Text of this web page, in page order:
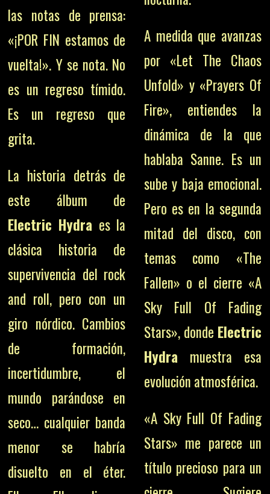
las notas de prensa:
«¡POR FIN estamos de
vuelta!». Y se nota. No
es un regreso tímido.
Es un regreso que
grita.
La historia detrás de
este álbum de
Electric Hydra es la
clásica historia de
supervivencia del rock
and roll, pero con un
giro nórdico. Cambios
de formación,
incertidumbre, el
mundo parándose en
seco… cualquier banda
menor se habría
disuelto en el éter.
A medida que avanzas
por «Let The Chaos
Unfold» y «Prayers Of
Fire», entiendes la
dinámica de la que
hablaba Sanne. Es un
sube y baja emocional.
Pero es en la segunda
mitad del disco, con
temas como «The
Fallen» o el cierre «A
Sky Full Of Fading
Stars», donde Electric
Hydramuestra esa
evolución atmosférica.
«A Sky Full Of Fading
Stars» me parece un
título precioso para un